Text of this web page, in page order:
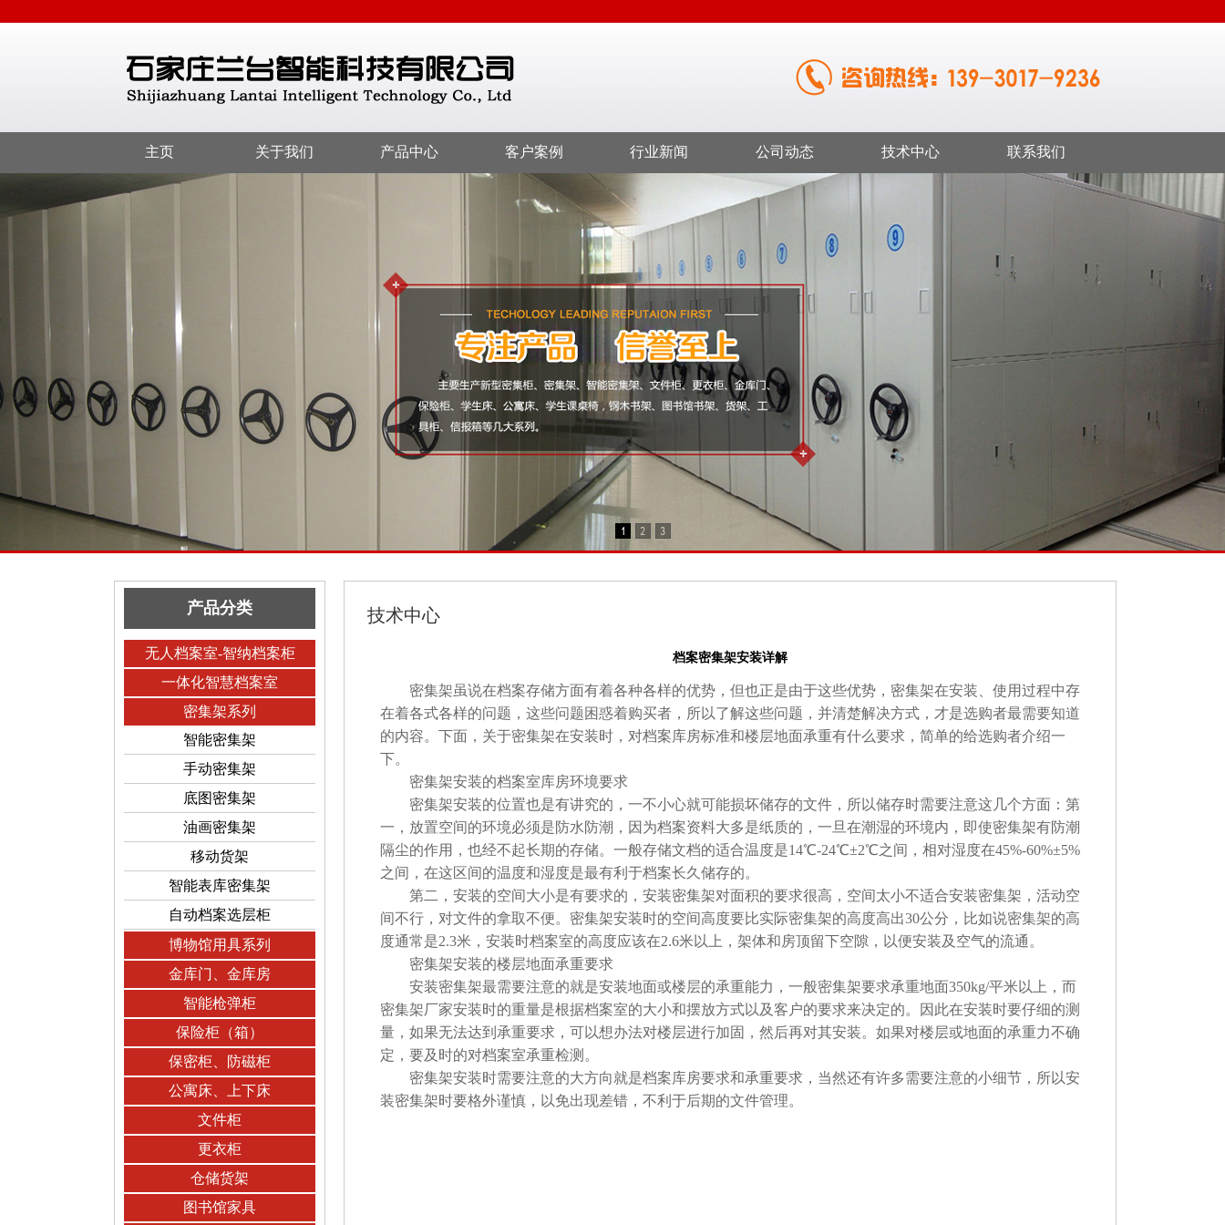
主页 关于我们 产品中心 客户案例 行业新闻 公司动态 技术中心 联系我们
产品分类
无人档案室-智纳档案柜
一体化智慧档案室
密集架系列
智能密集架
手动密集架
底图密集架
油画密集架
移动货架
智能表库密集架
自动档案选层柜
博物馆用具系列
金库门、金库房
智能枪弹柜
保险柜（箱）
保密柜、防磁柜
公寓床、上下床
文件柜
更衣柜
仓储货架
图书馆家具
技术中心
档案密集架安装详解
密集架虽说在档案存储方面有着各种各样的优势，但也正是由于这些优势，密集架在安装、使用过程中存
在着各式各样的问题，这些问题困惑着购买者，所以了解这些问题，并清楚解决方式，才是选购者最需要知道
的内容。下面，关于密集架在安装时，对档案库房标准和楼层地面承重有什么要求，简单的给选购者介绍一
下。
密集架安装的档案室库房环境要求
密集架安装的位置也是有讲究的，一不小心就可能损坏储存的文件，所以储存时需要注意这几个方面：第
一，放置空间的环境必须是防水防潮，因为档案资料大多是纸质的，一旦在潮湿的环境内，即使密集架有防潮
隔尘的作用，也经不起长期的存储。一般存储文档的适合温度是14℃-24℃±2℃之间，相对湿度在45%-60%±5%
之间，在这区间的温度和湿度是最有利于档案长久储存的。
第二，安装的空间大小是有要求的，安装密集架对面积的要求很高，空间太小不适合安装密集架，活动空
间不行，对文件的拿取不便。密集架安装时的空间高度要比实际密集架的高度高出30公分，比如说密集架的高
度通常是2.3米，安装时档案室的高度应该在2.6米以上，架体和房顶留下空隙，以便安装及空气的流通。
密集架安装的楼层地面承重要求
安装密集架最需要注意的就是安装地面或楼层的承重能力，一般密集架要求承重地面350kg/平米以上，而
密集架厂家安装时的重量是根据档案室的大小和摆放方式以及客户的要求来决定的。因此在安装时要仔细的测
量，如果无法达到承重要求，可以想办法对楼层进行加固，然后再对其安装。如果对楼层或地面的承重力不确
定，要及时的对档案室承重检测。
密集架安装时需要注意的大方向就是档案库房要求和承重要求，当然还有许多需要注意的小细节，所以安
装密集架时要格外谨慎，以免出现差错，不利于后期的文件管理。